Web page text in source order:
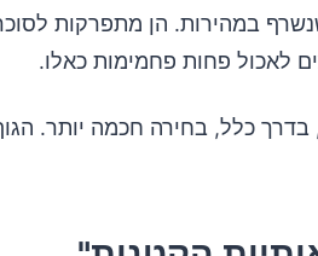
במהירות. הן מתפרקות
לאכול פחות פחמימות כאלו.
בדרך כלל, בחירה חכמה יותר.